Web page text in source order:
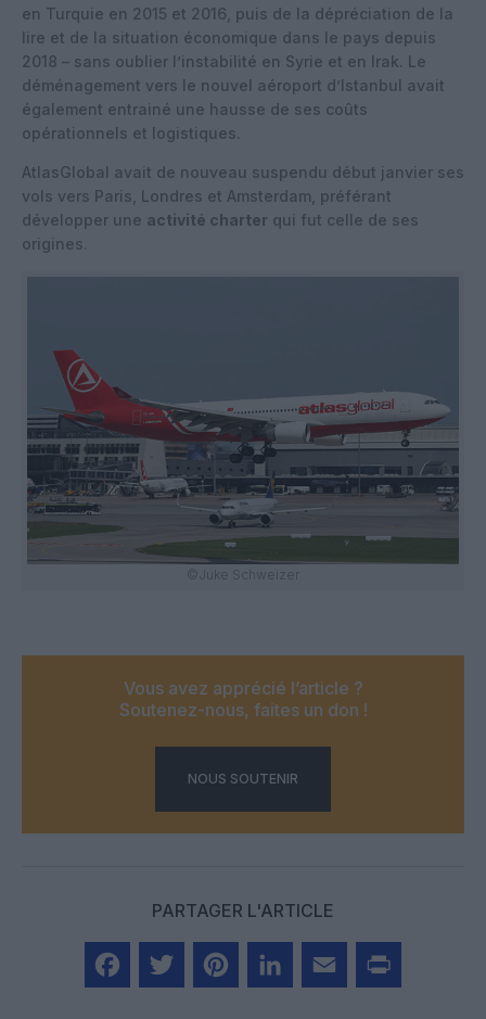
en Turquie en 2015 et 2016, puis de la dépréciation de la
lire et de la situation économique dans le pays depuis
2018 – sans oublier l’instabilité en Syrie et en Irak. Le
déménagement vers le nouvel aéroport d’Istanbul avait
également entrainé une hausse de ses coûts
opérationnels et logistiques.
AtlasGlobal avait de nouveau suspendu début janvier ses
vols vers Paris, Londres et Amsterdam, préférant
développer une activité charter qui fut celle de ses
origines.
©Juke Schweizer
Vous avez apprécié l’article ?
Soutenez-nous, faites un don !
NOUS SOUTENIR
PARTAGER L'ARTICLE